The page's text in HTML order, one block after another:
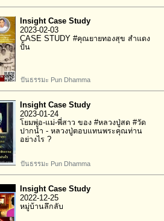
Insight Case Study
2023-02-03
CASE STUDY #คุณยายทองสุข สำแดง
ปั้น
ปันธรรมะ Pun Dhamma
Insight Case Study
2023-01-24
โยมพ่อ-แม่-พี่สาว ของ #หลวงปู่สด #วัด
ปากน้ำ - หลวงปู่ตอบแทนพระคุณท่าน
อย่างไร ?
ปันธรรมะ Pun Dhamma
Insight Case Study
2022-12-25
หมู่บ้านลึกลับ